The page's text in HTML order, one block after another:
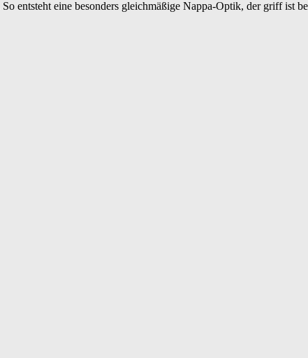
entsteht eine besonders gleichmäßige Nappa-Optik, der griff ist